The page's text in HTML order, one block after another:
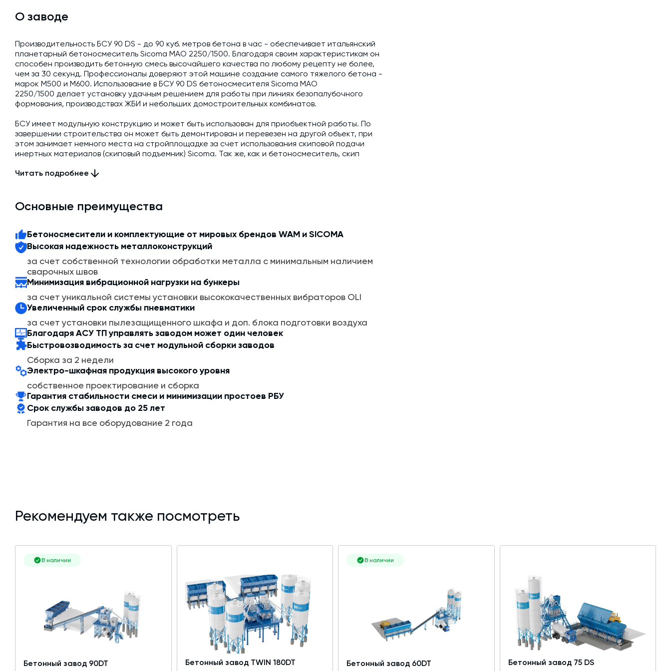
О заводе
Производительность БСУ 90 DS - до 90 куб. метров бетона в час - обеспечивает итальянский
планетарный бетоносмеситель Sicoma MAO 2250/1500. Благодаря своим характеристикам он
способен производить бетонную смесь высочайшего качества по любому рецепту не более,
чем за 30 секунд. Профессионалы доверяют этой машине создание самого тяжелого бетона -
марок М500 и М600. Использование в БСУ 90 DS бетоносмесителя Sicoma MAO
2250/1500 делает установку удачным решением для работы при линиях безопалубочного
формования, производствах ЖБИ и небольших домостроительных комбинатов.
БСУ имеет модульную конструкцию и может быть использован для приобъектной работы. По
завершении строительства он может быть демонтирован и перевезен на другой объект, при
этом занимает немного места на стройплощадке за счет использования скиповой подачи
инертных материалов (скиповый подъемник) Sicoma. Так же, как и бетоносмеситель, скип
защиты от падения, а также опционально может комплектоваться двухскоростным подъемным
Бетонный завод 90 DS подойдет для работы при строительных объектах, на которых нужен
большой объем конструкционного бетона, например, на строительстве объектов
Как и все бетонные заводы КИП-Сервис, завод 90 DS оснащен системой автоматизации
Concept БСУ. Компьютер контролирует весь технологический процесс, исключает
производственные ошибки, брак и человеческий фактор. Бетонный завод комплектуется всем
необходимым оборудованием для производства качественного бетона высших марок, в том
числе дозаторами для воды, цемента, производства компании КИП-Сервис, а также
дозатором химических добавок либо расходомером на выбор заказчика.
Конфигурация и состав базовой модели завода могут быть изменены и дополнены по желанию
заказчика.
Читать подробнее
Основные преимущества
Бетоносмесители и комплектующие от мировых брендов WAM и SICOMA
Высокая надежность металлоконструкций
за счет собственной технологии обработки металла с минимальным наличием
сварочных швов
Минимизация вибрационной нагрузки на бункеры
за счет уникальной системы установки высококачественных вибраторов OLI
Увеличенный срок службы пневматики
за счет установки пылезащищенного шкафа и доп. блока подготовки воздуха
Благодаря АСУ ТП управлять заводом может один человек
Быстровозводимость за счет модульной сборки заводов
Сборка за 2 недели
Электро-шкафная продукция высокого уровня
собственное проектирование и сборка
Гарантия стабильности смеси и минимизации простоев РБУ
Срок службы заводов до 25 лет
Гарантия на все оборудование 2 года
Рекомендуем также посмотреть
В наличии
Бетонный завод 90DT Бетонный завод TWIN 180DT
В наличии
Бетонный завод 60DT Бетонный завод 75 DS